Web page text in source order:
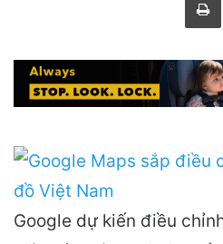
Google dự kiến điều